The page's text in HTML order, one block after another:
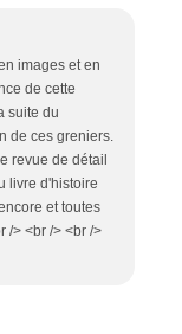
images et en
de cette
suite du
de ces greniers.
revue de détail
livre d'histoire
et toutes
/> <br /> <br />